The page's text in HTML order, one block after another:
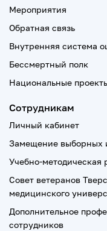
Мероприятия
Обратная связь
Внутренняя система
Бессмертный полк
Национальные
Сотрудникам
Личный кабинет
Замещение выборных
Учебно-методическая
Совет ветеранов
медицинского
Дополнительное
сотрудников